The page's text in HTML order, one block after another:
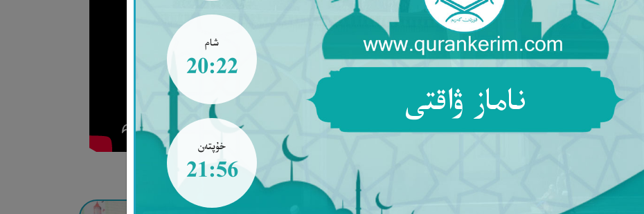
ناماز ۋاقتى
شام
20:22
خۇپتەن
21:56